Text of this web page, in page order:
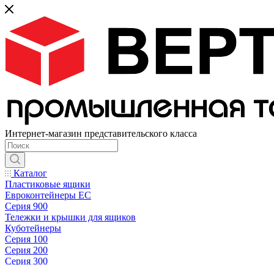
Интернет-магазин представительского класса
Каталог
Пластиковые ящики
Евроконтейнеры ЕС
Серия 900
Тележки и крышки для ящиков
Куботейнеры
Серия 100
Серия 200
Серия 300